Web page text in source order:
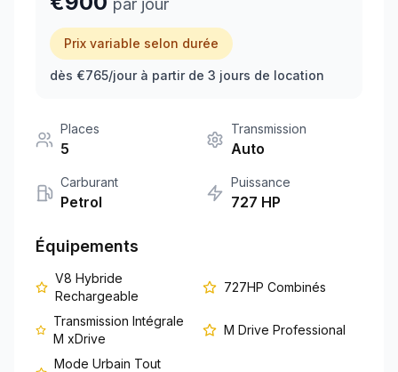
+351 963-584-279
par jour
Prix variable selon durée
dès €765/jour à partir de 3 jours de location
Places
5
Transmission
Auto
Carburant
Petrol
Puissance
727 HP
Équipements
V8 Hybride
Rechargeable
727HP Combinés
Transmission Intégrale
M xDrive
M Drive Professional
Mode Urbain Tout